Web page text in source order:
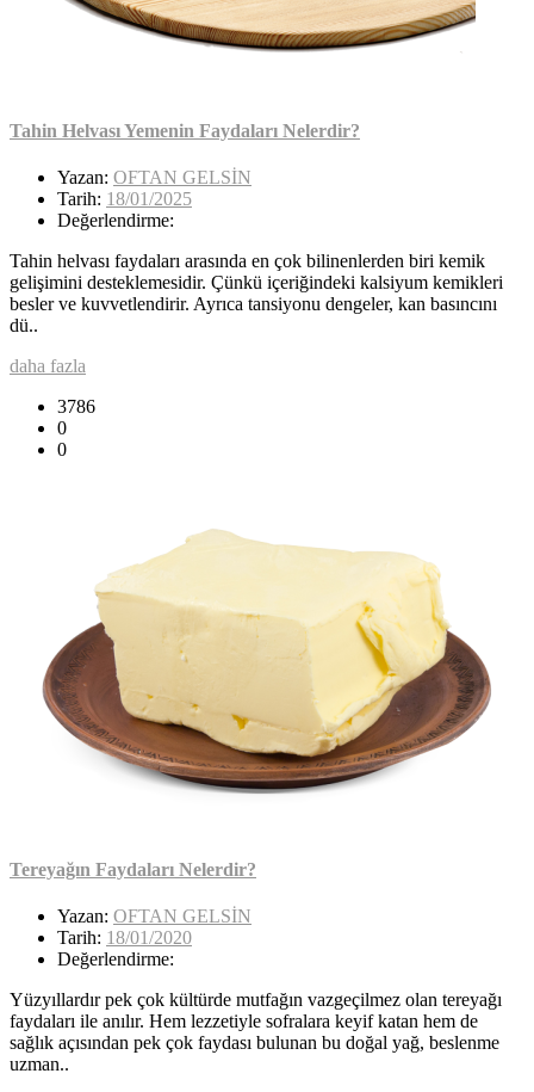
Tahin Helvası Yemenin Faydaları Nelerdir?
Yazan: OFTAN GELSİN
Tarih: 18/01/2025
Değerlendirme:
Tahin helvası faydaları arasında en çok bilinenlerden biri kemik
gelişimini desteklemesidir. Çünkü içeriğindeki kalsiyum kemikleri
besler ve kuvvetlendirir. Ayrıca tansiyonu dengeler, kan basıncını
dü..
daha fazla
3786
0
0
Tereyağın Faydaları Nelerdir?
Yazan: OFTAN GELSİN
Tarih: 18/01/2020
Değerlendirme:
Yüzyıllardır pek çok kültürde mutfağın vazgeçilmez olan tereyağı
faydaları ile anılır. Hem lezzetiyle sofralara keyif katan hem de
sağlık açısından pek çok faydası bulunan bu doğal yağ, beslenme
uzman..